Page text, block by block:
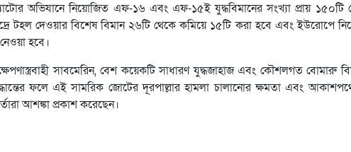
অভিযানে নিয়োজিত এফ-১৬ এবং এফ-১৫ই যুদ্ধবিমানের সংখ্যা প্রায় ১৫০টি
টহল দেওয়ার বিশেষ বিমান ২৬টি থেকে কমিয়ে ১৫টি করা হবে এবং ইউরোপে
হবে।
সাবমেরিন, বেশ কয়েকটি সাধারণ যুদ্ধজাহাজ এবং কৌশলগত বোমারু
ফলে এই সামরিক জোটের দূরপাল্লার হামলা চালানোর ক্ষমতা এবং
আশঙ্কা প্রকাশ করেছেন।